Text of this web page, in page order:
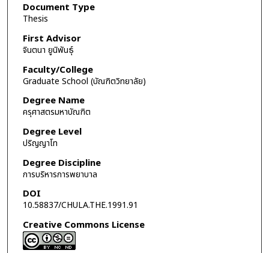
Document Type
Thesis
First Advisor
จินตนา ยูนิพันธุ์
Faculty/College
Graduate School (บัณฑิตวิทยาลัย)
Degree Name
ครุศาสตรมหาบัณฑิต
Degree Level
ปริญญาโท
Degree Discipline
การบริหารการพยาบาล
DOI
10.58837/CHULA.THE.1991.91
Creative Commons License